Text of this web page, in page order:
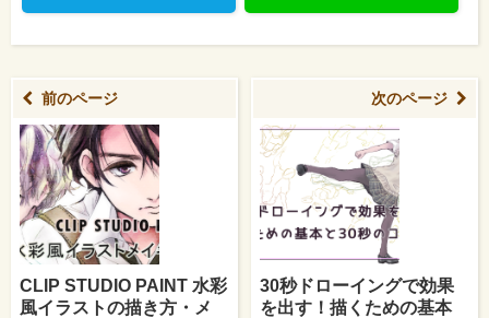
前のページ
CLIP STUDIO PAINT 水彩
風イラストの描き方・メ
次のページ
30秒ドローイングで効果
を出す！描くための基本